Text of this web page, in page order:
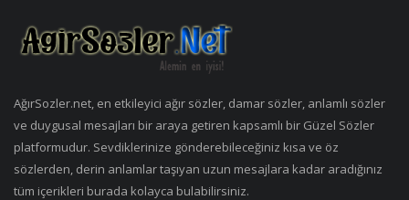
AğırSozler.net, en etkileyici ağır sözler, damar sözler, anlamlı sözler
ve duygusal mesajları bir araya getiren kapsamlı bir Güzel Sözler
platformudur. Sevdiklerinize gönderebileceğiniz kısa ve öz
sözlerden, derin anlamlar taşıyan uzun mesajlara kadar aradığınız
tüm içerikleri burada kolayca bulabilirsiniz.